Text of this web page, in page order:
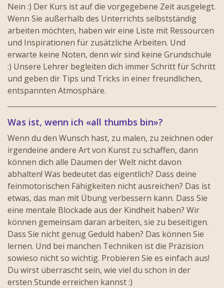
Nein :) Der Kurs ist auf die vorgegebene Zeit ausgelegt.
Wenn Sie außerhalb des Unterrichts selbstständig
arbeiten möchten, haben wir eine Liste mit Ressourcen
und Inspirationen für zusätzliche Arbeiten. Und
erwarte keine Noten, denn wir sind keine Grundschule
:) Unsere Lehrer begleiten dich immer Schritt für Schritt
und geben dir Tips und Tricks in einer freundlichen,
entspannten Atmosphäre.
Was ist, wenn ich «all thumbs bin»‎?
Wenn du den Wunsch hast, zu malen, zu zeichnen oder
irgendeine andere Art von Kunst zu schaffen, dann
können dich alle Daumen der Welt nicht davon
abhalten! Was bedeutet das eigentlich? Dass deine
feinmotorischen Fähigkeiten nicht ausreichen? Das ist
etwas, das man mit Übung verbessern kann. Dass Sie
eine mentale Blockade aus der Kindheit haben? Wir
können gemeinsam daran arbeiten, sie zu beseitigen.
Dass Sie nicht genug Geduld haben? Das können Sie
lernen. Und bei manchen Techniken ist die Präzision
sowieso nicht so wichtig. Probieren Sie es einfach aus!
Du wirst überrascht sein, wie viel du schon in der
ersten Stunde erreichen kannst :)